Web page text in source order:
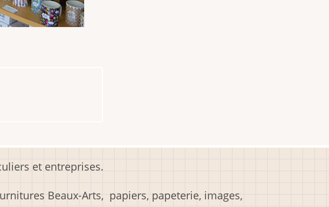
et entreprises.
Beaux-Arts, papiers, papeterie, images,